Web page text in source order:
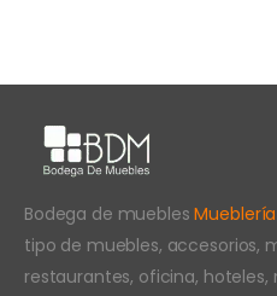
Bodega de muebles
tipo de muebles, accesorios,
restaurantes, oficina, hoteles,